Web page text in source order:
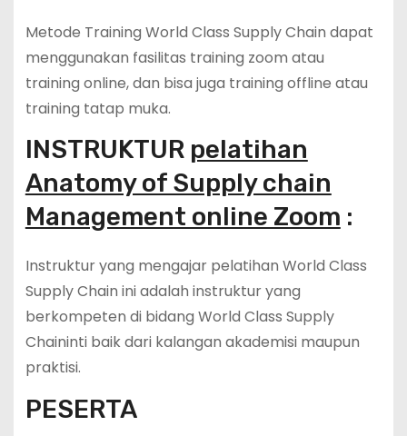
Metode Training World Class Supply Chain dapat
menggunakan fasilitas training zoom atau
training online, dan bisa juga training offline atau
training tatap muka.
INSTRUKTUR pelatihan
Anatomy of Supply chain
Management online Zoom :
Instruktur yang mengajar pelatihan World Class
Supply Chain ini adalah instruktur yang
berkompeten di bidang World Class Supply
Chaininti baik dari kalangan akademisi maupun
praktisi.
PESERTA